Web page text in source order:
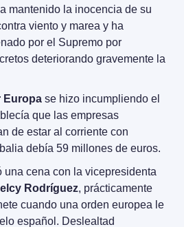
viento y marea y ha
por el Supremo por
deteriorando gravemente la
Europa se hizo incumpliendo el
que las empresas
de estar al corriente con
debía 59 millones de euros.
una cena con la vicepresidenta
Rodríguez, prácticamente
cuando una orden europea le
español. Deslealtad